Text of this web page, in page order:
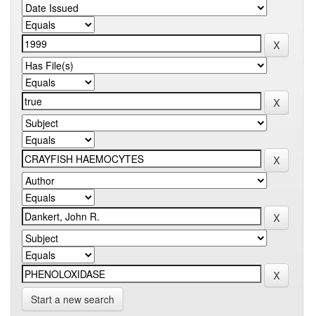
Start a new search